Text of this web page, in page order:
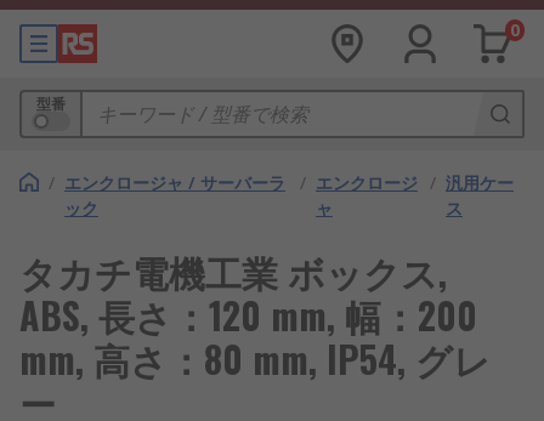
0
型番
/ エンクロージャ / サーバーラ
ック
/ エンクロージ
ャ
/ 汎用ケー
ス
タカチ電機工業 ボックス,
ABS, 長さ：120 mm, 幅：200
mm, 高さ：80 mm, IP54, グレ
ー